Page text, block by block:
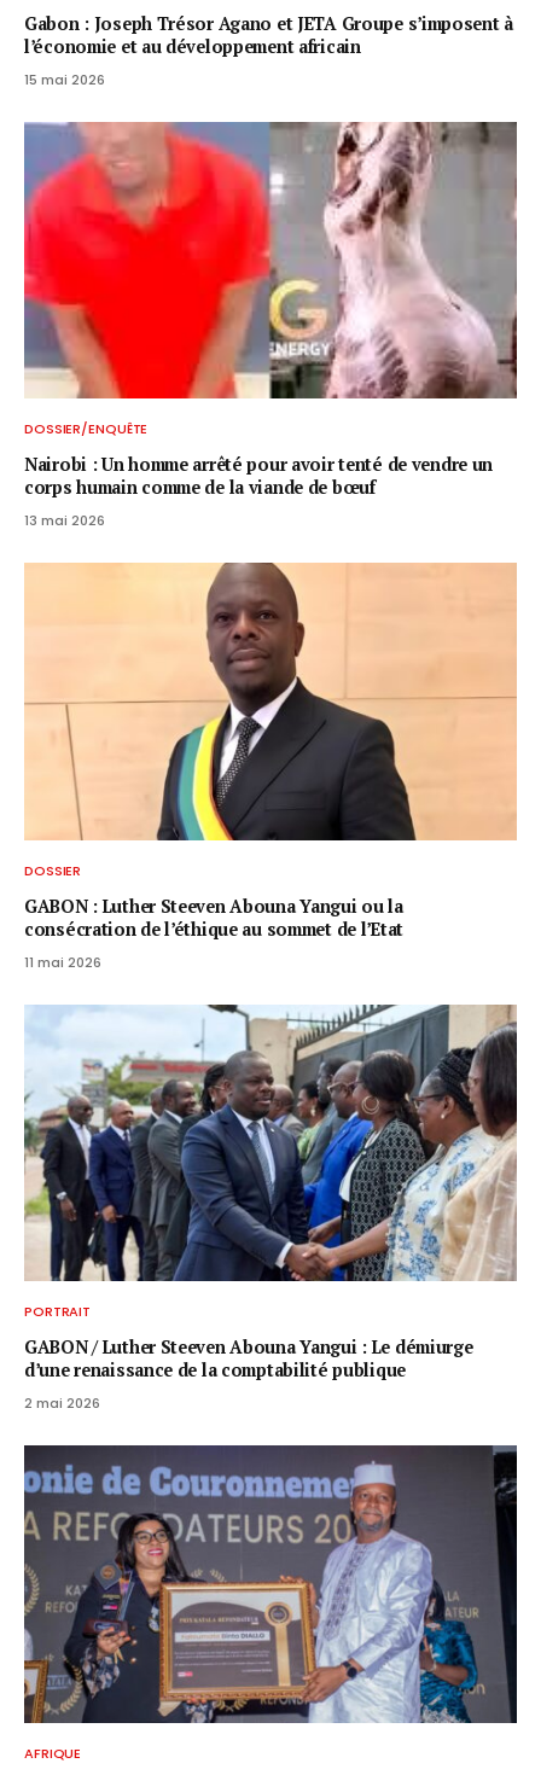
Gabon : Joseph Trésor Agano et JETA Groupe s’imposent à
l’économie et au développement africain
15 mai 2026
DOSSIER/ENQUÊTE
Nairobi : Un homme arrêté pour avoir tenté de vendre un
corps humain comme de la viande de bœuf
13 mai 2026
DOSSIER
GABON : Luther Steeven Abouna Yangui ou la
consécration de l’éthique au sommet de l’Etat
11 mai 2026
PORTRAIT
GABON / ​Luther Steeven Abouna Yangui : Le démiurge
d’une renaissance de la comptabilité publique
2 mai 2026
AFRIQUE